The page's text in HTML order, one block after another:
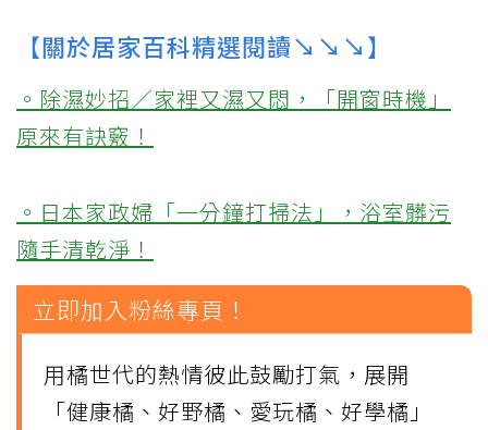
【關於居家百科精選閱讀↘↘↘】
。除濕妙招／家裡又濕又悶，「開窗時機」
原來有訣竅！
。日本家政婦「一分鐘打掃法」，浴室髒污
隨手清乾淨！
立即加入粉絲專頁！
用橘世代的熱情彼此鼓勵打氣，展開
「健康橘、好野橘、愛玩橘、好學橘」